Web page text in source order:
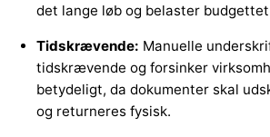
det lange løb og belaster
Tidskrævende: Manuelle
tidskrævende og forsinker
betydeligt, da dokumenter skal
og returneres fysisk.